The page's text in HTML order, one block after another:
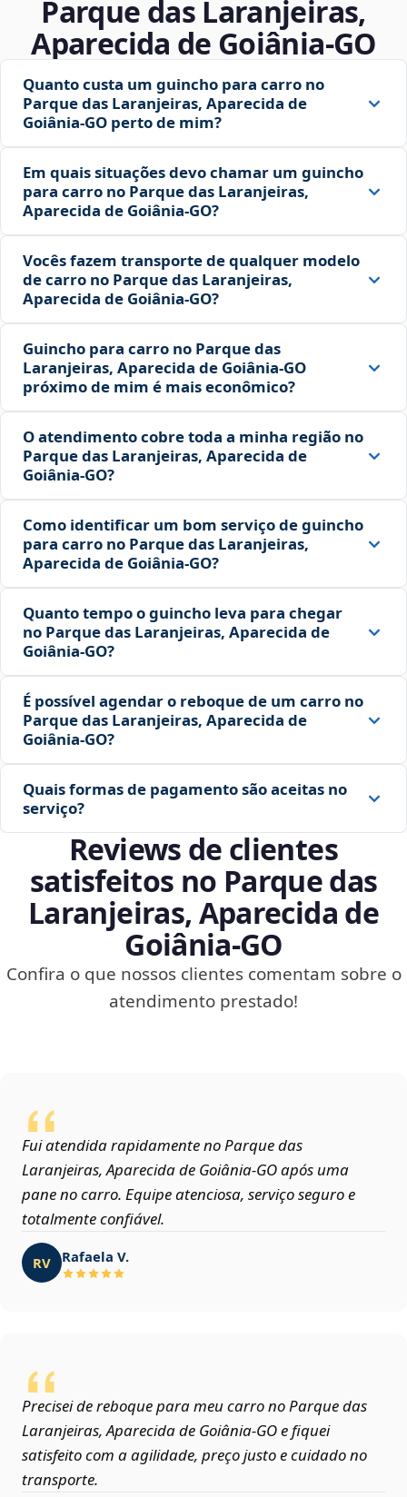
Parque das Laranjeiras,
Aparecida de Goiânia‑GO
Quanto custa um guincho para carro no
Parque das Laranjeiras, Aparecida de
Goiânia‑GO perto de mim?
Em quais situações devo chamar um guincho
para carro no Parque das Laranjeiras,
Aparecida de Goiânia‑GO?
Vocês fazem transporte de qualquer modelo
de carro no Parque das Laranjeiras,
Aparecida de Goiânia‑GO?
Guincho para carro no Parque das
Laranjeiras, Aparecida de Goiânia‑GO
próximo de mim é mais econômico?
O atendimento cobre toda a minha região no
Parque das Laranjeiras, Aparecida de
Goiânia‑GO?
Como identificar um bom serviço de guincho
para carro no Parque das Laranjeiras,
Aparecida de Goiânia‑GO?
Quanto tempo o guincho leva para chegar
no Parque das Laranjeiras, Aparecida de
Goiânia‑GO?
É possível agendar o reboque de um carro no
Parque das Laranjeiras, Aparecida de
Goiânia‑GO?
Quais formas de pagamento são aceitas no
serviço?
Reviews de clientes
satisfeitos no Parque das
Laranjeiras, Aparecida de
Goiânia‑GO
Confira o que nossos clientes comentam sobre o
atendimento prestado!
Fui atendida rapidamente no Parque das
Laranjeiras, Aparecida de Goiânia‑GO após uma
pane no carro. Equipe atenciosa, serviço seguro e
totalmente confiável.
RV Rafaela V.
Precisei de reboque para meu carro no Parque das
Laranjeiras, Aparecida de Goiânia‑GO e fiquei
satisfeito com a agilidade, preço justo e cuidado no
transporte.